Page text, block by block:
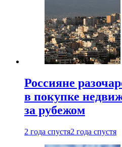
Россияне
в покупке
за рубежом
2 года спустя2 года спустя